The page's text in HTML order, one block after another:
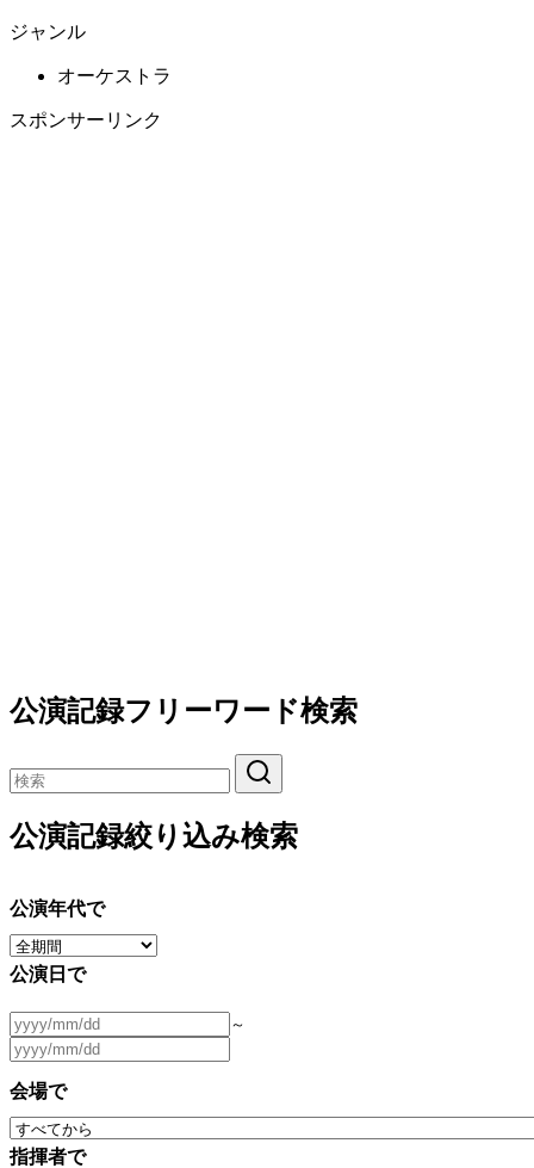
ジャンル
オーケストラ
スポンサーリンク
公演記録フリーワード検索
公演記録絞り込み検索
公演年代で
公演日で
～
会場で
指揮者で